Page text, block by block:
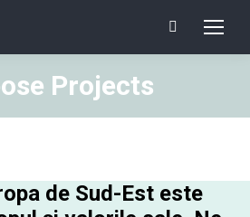
Search:
Projects
You are here:
de Sud-Est este